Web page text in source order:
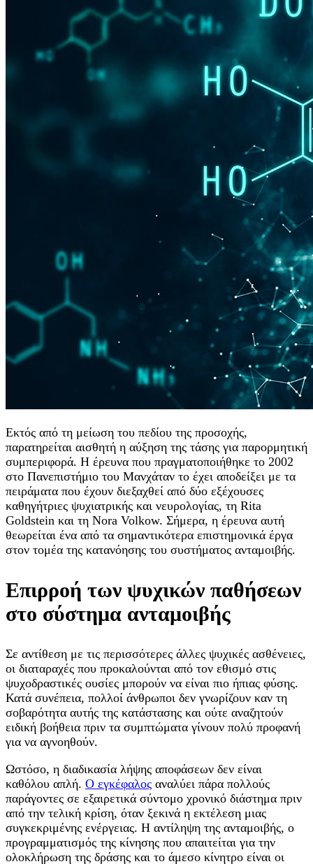
Εκτός από τη μείωση του πεδίου της προσοχής,
παρατηρείται αισθητή η αύξηση της τάσης για παρορμητική
συμπεριφορά. Η έρευνα που πραγματοποιήθηκε το 2002
στο Πανεπιστήμιο του Μανχάταν το έχει αποδείξει με τα
πειράματα που έχουν διεξαχθεί από δύο εξέχουσες
καθηγήτριες ψυχιατρικής και νευρολογίας, τη Rita
Goldstein και τη Nora Volkow. Σήμερα, η έρευνα αυτή
θεωρείται ένα από τα σημαντικότερα επιστημονικά έργα
στον τομέα της κατανόησης του συστήματος ανταμοιβής.
Επιρροή των ψυχικών παθήσεων
στο σύστημα ανταμοιβής
Σε αντίθεση με τις περισσότερες άλλες ψυχικές ασθένειες,
οι διαταραχές που προκαλούνται από τον εθισμό στις
ψυχοδραστικές ουσίες μπορούν να είναι πιο ήπιας φύσης.
Κατά συνέπεια, πολλοί άνθρωποι δεν γνωρίζουν καν τη
σοβαρότητα αυτής της κατάστασης και ούτε αναζητούν
ειδική βοήθεια πριν τα συμπτώματα γίνουν πολύ προφανή
για να αγνοηθούν.
Ωστόσο, η διαδικασία λήψης αποφάσεων δεν είναι
καθόλου απλή. Ο εγκέφαλος αναλύει πάρα πολλούς
παράγοντες σε εξαιρετικά σύντομο χρονικό διάστημα πριν
από την τελική κρίση, όταν ξεκινά η εκτέλεση μιας
συγκεκριμένης ενέργειας. Η αντίληψη της ανταμοιβής, ο
προγραμματισμός της κίνησης που απαιτείται για την
ολοκλήρωση της δράσης και το άμεσο κίνητρο είναι οι